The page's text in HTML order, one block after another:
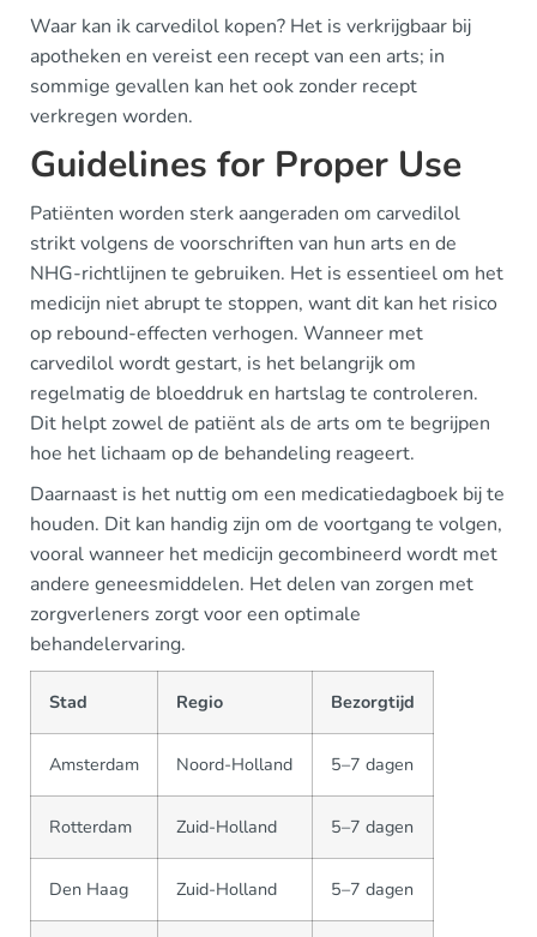
Waar kan ik carvedilol kopen? Het is verkrijgbaar bij
apotheken en vereist een recept van een arts; in
sommige gevallen kan het ook zonder recept
verkregen worden.
Guidelines for Proper Use
Patiënten worden sterk aangeraden om carvedilol
strikt volgens de voorschriften van hun arts en de
NHG-richtlijnen te gebruiken. Het is essentieel om het
medicijn niet abrupt te stoppen, want dit kan het risico
op rebound-effecten verhogen. Wanneer met
carvedilol wordt gestart, is het belangrijk om
regelmatig de bloeddruk en hartslag te controleren.
Dit helpt zowel de patiënt als de arts om te begrijpen
hoe het lichaam op de behandeling reageert.
Daarnaast is het nuttig om een medicatiedagboek bij te
houden. Dit kan handig zijn om de voortgang te volgen,
vooral wanneer het medicijn gecombineerd wordt met
andere geneesmiddelen. Het delen van zorgen met
zorgverleners zorgt voor een optimale
behandelervaring.
Stad Regio Bezorgtijd
Amsterdam Noord-Holland 5–7 dagen
Rotterdam Zuid-Holland 5–7 dagen
Den Haag Zuid-Holland 5–7 dagen